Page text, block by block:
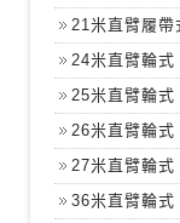
21米直臂履帶
24米直臂輪式
25米直臂輪式
26米直臂輪式
27米直臂輪式
36米直臂輪式